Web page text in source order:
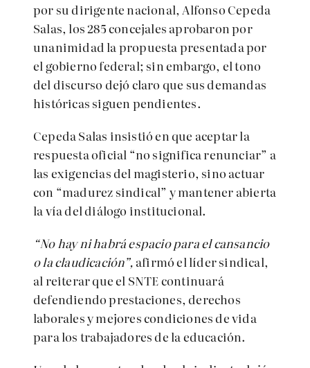
por su dirigente nacional, Alfonso Cepeda
Salas, los 285 concejales aprobaron por
unanimidad la propuesta presentada por
el gobierno federal; sin embargo, el tono
del discurso dejó claro que sus demandas
históricas siguen pendientes.
Cepeda Salas insistió en que aceptar la
respuesta oficial “no significa renunciar” a
las exigencias del magisterio, sino actuar
con “madurez sindical” y mantener abierta
la vía del diálogo institucional.
“No hay ni habrá espacio para el cansancio
o la claudicación”, afirmó el líder sindical,
al reiterar que el SNTE continuará
defendiendo prestaciones, derechos
laborales y mejores condiciones de vida
para los trabajadores de la educación.